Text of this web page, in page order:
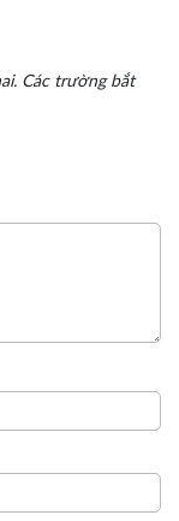
Các trường bắt